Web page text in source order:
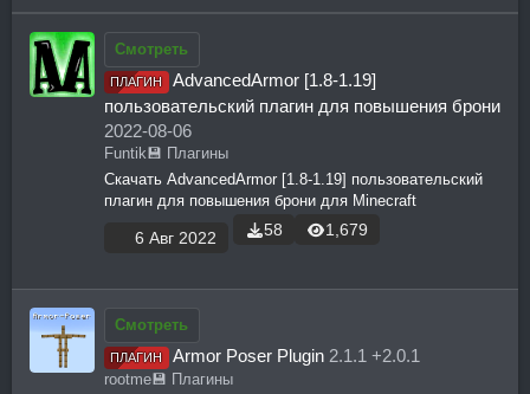
Смотреть
ПЛАГИН
AdvancedArmor [1.8-1.19]
пользовательский плагин для повышения брони
2022-08-06
Funtik💾 Плагины
Скачать AdvancedArmor [1.8-1.19] пользовательский
плагин для повышения брони для Minecraft
6 Авг 2022 58 1,679
Смотреть
ПЛАГИН Armor Poser Plugin 2.1.1 +2.0.1
rootme💾 Плагины